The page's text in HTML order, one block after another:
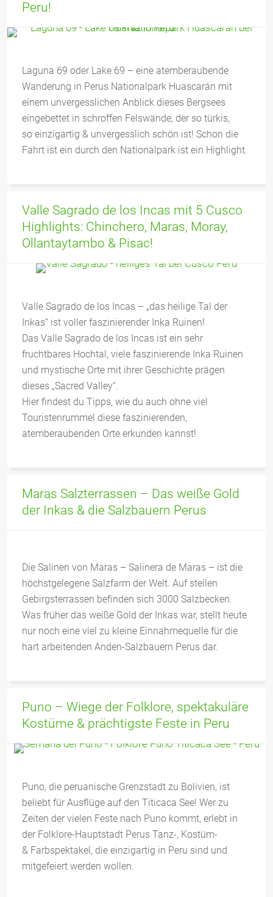
Peru!
Laguna 69 oder Lake 69 – eine atemberaubende
Wanderung in Perus Nationalpark Huascarán mit
einem unvergesslichen Anblick dieses Bergsees
eingebettet in schroffen Felswände, der so türkis,
so einzigartig & unvergesslich schön ist! Schon die
Fahrt ist ein durch den Nationalpark ist ein Highlight.
Valle Sagrado de los Incas mit 5 Cusco
Highlights: Chinchero, Maras, Moray,
Ollantaytambo & Pisac!
Valle Sagrado de los Incas – „das heilige Tal der
Inkas“ ist voller faszinierender Inka Ruinen!
Das Valle Sagrado de los Incas ist ein sehr
fruchtbares Hochtal, viele faszinierende Inka Ruinen
und mystische Orte mit ihrer Geschichte prägen
dieses „Sacred Valley“.
Hier findest du Tipps, wie du auch ohne viel
Touristenrummel diese faszinierenden,
atemberaubenden Orte erkunden kannst!
Maras Salzterrassen – Das weiße Gold
der Inkas & die Salzbauern Perus
Die Salinen von Maras – Salinera de Maras – ist die
höchstgelegene Salzfarm der Welt. Auf steilen
Gebirgsterrassen befinden sich 3000 Salzbecken.
Was früher das weiße Gold der Inkas war, stellt heute
nur noch eine viel zu kleine Einnahmequelle für die
hart arbeitenden Anden-Salzbauern Perus dar.
Puno – Wiege der Folklore, spektakuläre
Kostüme & prächtigste Feste in Peru
Puno, die peruanische Grenzstadt zu Bolivien, ist
beliebt für Ausflüge auf den Titicaca See! Wer zu
Zeiten der vielen Feste nach Puno kommt, erlebt in
der Folklore-Hauptstadt Perus Tanz-, Kostüm-
& Farbspektakel, die einzigartig in Peru sind und
mitgefeiert werden wollen.